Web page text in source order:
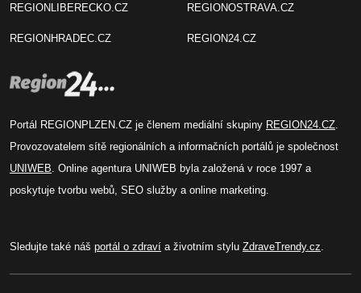
REGIONLIBERECKO.CZ
REGIONHRADEC.CZ
REGIONOSTRAVA.CZ
REGION24.CZ
Portál REGIONPLZEN.CZ je členem mediální skupiny REGION24.CZ.
Provozovatelem sítě regionálních a informačních portálů je společnost
UNIWEB. Online agentura UNIWEB byla založená v roce 1997 a
poskytuje tvorbu webů, SEO služby a online marketing.
Sledujte také náš portál o zdraví a životním stylu ZdraveTrendy.cz.